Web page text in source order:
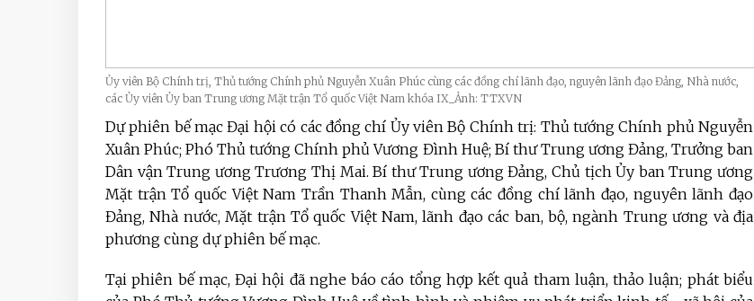
Ủy viên Bộ Chính trị, Thủ tướng Chính phủ Nguyễn Xuân Phúc cùng các đồng chí lãnh đạo, nguyên lãnh đạo Đảng, Nhà nước,
các Ủy viên Ủy ban Trung ương Mặt trận Tổ quốc Việt Nam khóa IX_Ảnh: TTXVN
Dự phiên bế mạc Đại hội có các đồng chí Ủy viên Bộ Chính trị: Thủ tướng Chính phủ Nguyễn
Xuân Phúc; Phó Thủ tướng Chính phủ Vương Đình Huệ; Bí thư Trung ương Đảng, Trưởng ban
Dân vận Trung ương Trương Thị Mai. Bí thư Trung ương Đảng, Chủ tịch Ủy ban Trung ương
Mặt trận Tổ quốc Việt Nam Trần Thanh Mẫn, cùng các đồng chí lãnh đạo, nguyên lãnh đạo
Đảng, Nhà nước, Mặt trận Tổ quốc Việt Nam, lãnh đạo các ban, bộ, ngành Trung ương và địa
phương cùng dự phiên bế mạc.
Tại phiên bế mạc, Đại hội đã nghe báo cáo tổng hợp kết quả tham luận, thảo luận; phát biểu